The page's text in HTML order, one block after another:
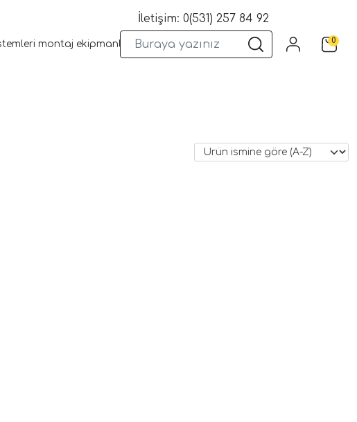
montaj ekipmanları Wifi Kameralar Yangın Sistemleri
İletişim: 0(531) 257 84 92
0